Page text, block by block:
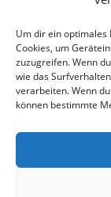
Um dir ein optimales
Cookies, um
zuzugreifen. Wenn
wie das
verarbeiten. Wenn
können bestimmte
Wo?
©